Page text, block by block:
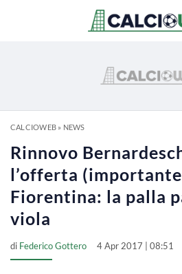
CALCIOWEB» NEWS
Rinnovo
l’offerta
Fiorentina: la palla
viola
di Federico Gottero 4 Apr 2017 | 08:51